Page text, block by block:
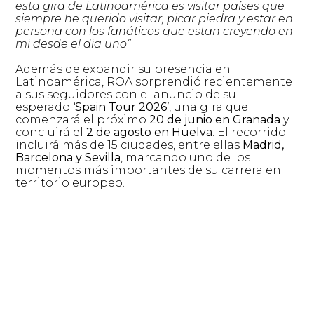
esta gira de Latinoamérica es visitar países que
siempre he querido visitar, picar piedra y estar en
persona con los fanáticos que estan creyendo en
mi desde el dia uno”
Además de expandir su presencia en
Latinoamérica, ROA sorprendió recientemente
a sus seguidores con el anuncio de su
esperado ‘Spain Tour 2026’ , una gira que
comenzará el próximo20 de junio en Granada y
concluirá el2 de agosto en Huelva . El recorrido
incluirá más de 15 ciudades, entre ellas Madrid,
Barcelona y Sevilla , marcando uno de los
momentos más importantes de su carrera en
territorio europeo.